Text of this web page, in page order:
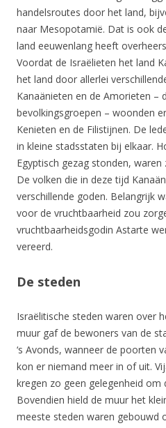
handelsroutes door het land,
naar Mesopotamië. Dat is ook
land eeuwenlang heeft
Voordat de Israëlieten het land
het land door allerlei
Kanaänieten en de Amorieten –
bevolkingsgroepen – woonden
Kenieten en de Filistijnen. De
in kleine stadsstaten bij elkaar.
Egyptisch gezag stonden,
De volken die in deze tijd
verschillende goden. Belangrijk
voor de vruchtbaarheid zou
vruchtbaarheidsgodin Astarte
vereerd.
De steden
Israëlitische steden waren over
muur gaf de bewoners van de
‘s Avonds, wanneer de poorten
kon er niemand meer in of uit.
kregen zo geen gelegenheid om
Bovendien hield de muur het
meeste steden waren gebouwd